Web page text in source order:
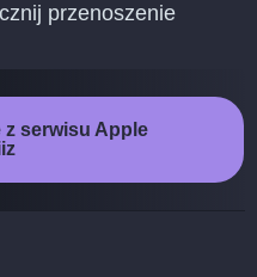
przenoszenie
z serwisu Apple